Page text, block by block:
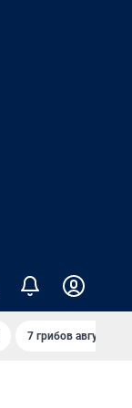
7 грибов августа